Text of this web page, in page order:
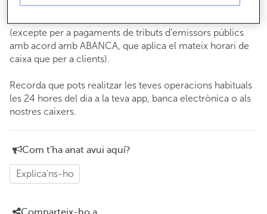
Si no ets client, l'horari de caixa serà elsdimarts i dijous
(excepte per a pagaments de tributs d'emissors públics
amb acord amb ABANCA, que aplica el mateix horari de
caixa que per a clients).
Recorda que pots realitzar les teves operacions habituals
les 24 hores del dia a la teva app, banca electrònica o als
nostres caixers.
Com t'ha anat avui aquí?
Explica'ns-ho